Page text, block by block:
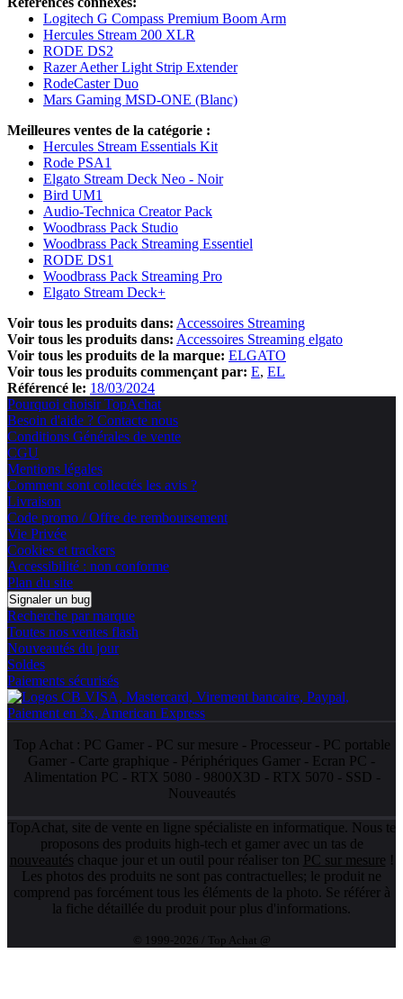
Logitech G Compass Premium Boom Arm
Hercules Stream 200 XLR
RODE DS2
Razer Aether Light Strip Extender
RodeCaster Duo
Mars Gaming MSD-ONE (Blanc)
Meilleures ventes de la catégorie :
Hercules Stream Essentials Kit
Rode PSA1
Elgato Stream Deck Neo - Noir
Bird UM1
Audio-Technica Creator Pack
Woodbrass Pack Studio
Woodbrass Pack Streaming Essentiel
RODE DS1
Woodbrass Pack Streaming Pro
Elgato Stream Deck+
Voir tous les produits dans: Accessoires Streaming
Voir tous les produits dans: Accessoires Streaming elgato
Voir tous les produits de la marque: ELGATO
Voir tous les produits commençant par: E EL
Référencé le: 18/03/2024
Pourquoi choisir TopAchat
Besoin d'aide ? Contacte nous
Conditions Générales de vente
CGU
Mentions légales
Comment sont collectés les avis ?
Livraison
Code promo / Offre de remboursement
Vie Privée
Cookies et trackers
Accessibilité : non conforme
Plan du site
Signaler un bug
Recherche par marque
Toutes nos ventes flash
Nouveautés du jour
Soldes
Paiements sécurisés
Top Achat : PC Gamer- PC sur mesure - Processeur- PC portable
Gamer - Carte graphique - Périphériques Gamer - Ecran PC -
Alimentation PC - RTX 5080 - 9800X3D - RTX 5070 - SSD -
Nouveautés
TopAchat, site de vente en ligne spécialiste en informatique. Nous te
proposons des produits high-tech et gamer avec un tas de
nouveautés chaque jour et un outil pour réaliser ton PC sur mesure !
Les photos des produits ne sont pas contractuelles; le produit ne
comprend pas forcément tous les éléments de la photo. Se référer à
la fiche détaillée du produit pour plus d'informations.
© 1999-2026 / Top Achat @